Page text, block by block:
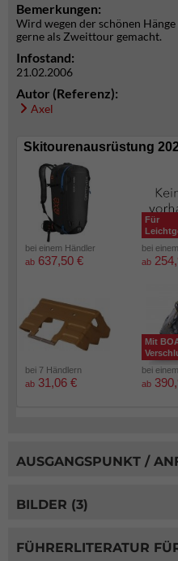
Bemerkungen:
Wird wegen der schönen
gerne als Zweittour gemacht.
Infostand:
21.02.2006
Autor (Referenz):
Axel
Skitourenausrüstung
bei einem Händler
ab 637,50 €
Für
bei
ab
bei 7 Händlern
ab 31,06 €
Mit
bei
ab
AUSGANGSPUNKT /
BILDER (3)
FÜHRERLITERATUR